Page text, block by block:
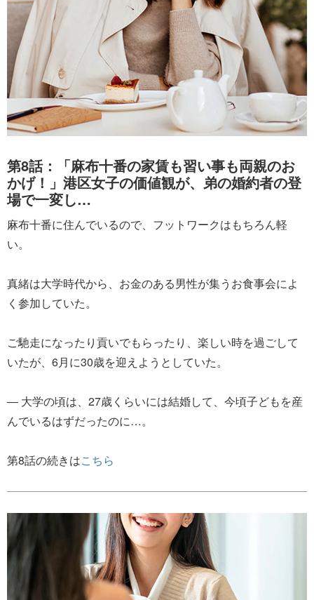
第8話：「麻布十番の家賃も習い事も両親のお
かげ！」港区女子の価値観が、弟の婚約者の登
場で一変し…
麻布十番に住んでいるので、フットワークはもちろん軽
い。
真緒は大学時代から、お金のある男性が集うお食事会によ
く参加していた。
ご馳走になったり貢いでもらったり、楽しい時を過ごして
いたが、6月に30歳を迎えようとしていた。
― 大学の頃は、27歳くらいには結婚して、今頃子どもを産
んでいるはずだったのに…。
第8話の続きはこちら